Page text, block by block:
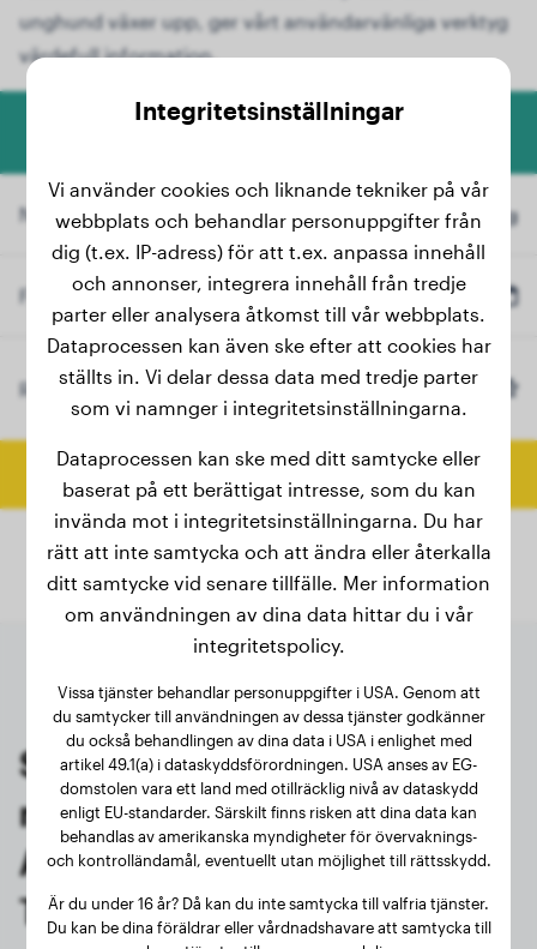
unghund växer upp, ger vårt användarvänliga verktyg
värdefull information.
Hundviktberäknare
Nuvarande vikt kg
Födelsedatum
Ras
Amerikansk Staffordshire
Terrier
Senaste vägningarna av
registrerade ägare av
Amerikansk Staffordshire
Terrier
Integritetsinställningar
Vi använder cookies och liknande tekniker på vår
webbplats och behandlar personuppgifter från
dig (t.ex. IP-adress) för att t.ex. anpassa innehåll
och annonser, integrera innehåll från tredje
parter eller analysera åtkomst till vår webbplats.
Dataprocessen kan även ske efter att cookies har
ställts in. Vi delar dessa data med tredje parter
som vi namnger i integritetsinställningarna.
Dataprocessen kan ske med ditt samtycke eller
baserat på ett berättigat intresse, som du kan
invända mot i integritetsinställningarna. Du har
rätt att inte samtycka och att ändra eller återkalla
ditt samtycke vid senare tillfälle. Mer information
om användningen av dina data hittar du i vår
integritetspolicy.
Vissa tjänster behandlar personuppgifter i USA. Genom att
du samtycker till användningen av dessa tjänster godkänner
du också behandlingen av dina data i USA i enlighet med
artikel 49.1(a) i dataskyddsförordningen. USA anses av EG-
domstolen vara ett land med otillräcklig nivå av dataskydd
enligt EU-standarder. Särskilt finns risken att dina data kan
behandlas av amerikanska myndigheter för övervaknings-
och kontrolländamål, eventuellt utan möjlighet till rättsskydd.
Är du under 16 år? Då kan du inte samtycka till valfria tjänster.
Du kan be dina föräldrar eller vårdnadshavare att samtycka till